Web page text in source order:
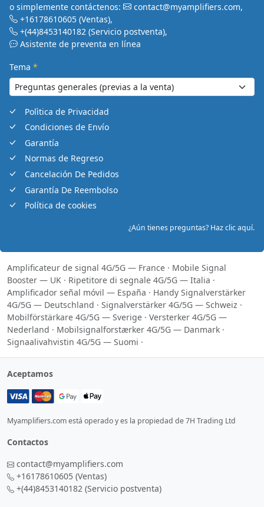
o simplemente contáctenos: contact@myamplifiers.com,
+16178610605 (Ventas),
+(44)8453140182 (Servicio postventa),
Asistente de preventa en línea
Tema *
Polìtica de Privacidad
Condiciones de Envío
Garantía
Normas de Regreso
Cancelación De Pedidos
Garantía De Reembolso
Política de cookies
¿Aún tienes preguntas? Haz clic aquí.
Amplificateur de signal 4G/5G — France · Mobile Signal
Booster — UK · Ripetitore di segnale 4G/5G — Italia ·
Amplificador señal móvil — España · Handy Signalverstärker
4G/5G — Deutschland · Signalverstärker 4G/5G — Schweiz ·
Mobilförstärkare 4G/5G — Sverige · Versterker 4G/5G —
Nederland · Mobilsignalforstærker 4G/5G — Danmark ·
Signaalivahvistin 4G/5G — Suomi ·
Aceptamos
Myamplifiers.com está operado y es la propiedad de 7H Trading Ltd
Contactos
contact@myamplifiers.com
+16178610605 (Ventas)
+(44)8453140182 (Servicio postventa)